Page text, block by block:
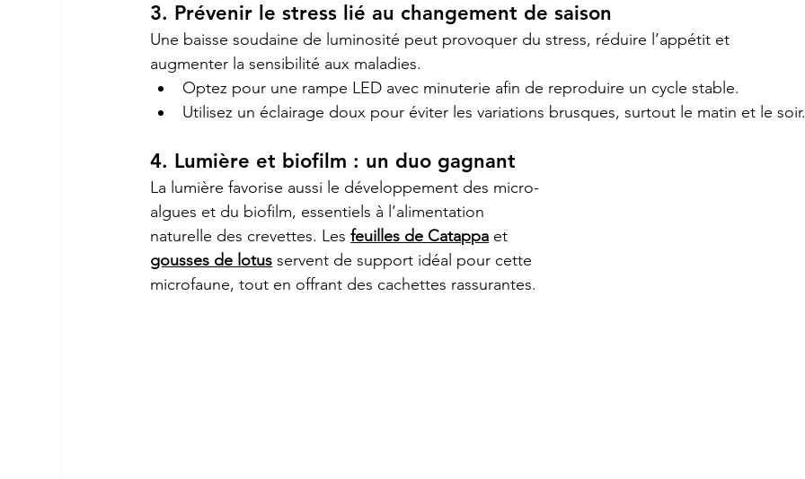
3. Prévenir le stress lié au changement de saison
Une baisse soudaine de luminosité peut provoquer du stress, réduire l’appétit et
augmenter la sensibilité aux maladies.
Optez pour une rampe LED avec minuterie afin de reproduire un cycle stable.
Utilisez un éclairage doux pour éviter les variations brusques, surtout le matin et le
4. Lumière et biofilm : un duo gagnant
La lumière favorise aussi le développement des micro-
algues et du biofilm, essentiels à l’alimentation
naturelle des crevettes. Les feuilles de Catappa et
gousses de lotus servent de support idéal pour cette
microfaune, tout en offrant des cachettes rassurantes.